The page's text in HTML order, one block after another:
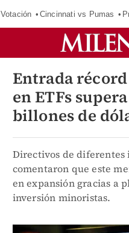
Votación Cincinnati vs Pumas
Entrada
en ETFs
billones de
Directivos de diferentes
comentaron que este
en expansión gracias a
inversión minoristas.